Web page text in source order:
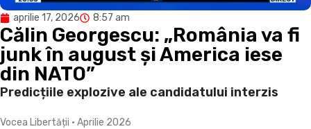
aprilie 17, 2026 8:57 am
Călin Georgescu: „România va fi
junk în august și America iese
din NATO”
Predicțiile explozive ale candidatului interzis
Vocea Libertății • Aprilie 2026